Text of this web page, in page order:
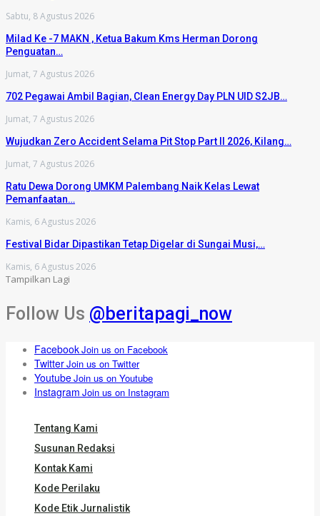
Sabtu, 8 Agustus 2026
Milad Ke -7 MAKN , Ketua Bakum Kms Herman Dorong
Penguatan…
Jumat, 7 Agustus 2026
702 Pegawai Ambil Bagian, Clean Energy Day PLN UID S2JB…
Jumat, 7 Agustus 2026
Wujudkan Zero Accident Selama Pit Stop Part II 2026, Kilang…
Jumat, 7 Agustus 2026
Ratu Dewa Dorong UMKM Palembang Naik Kelas Lewat
Pemanfaatan…
Kamis, 6 Agustus 2026
Festival Bidar Dipastikan Tetap Digelar di Sungai Musi,…
Kamis, 6 Agustus 2026
Tampilkan Lagi
Follow Us @beritapagi_now
FacebookJoin us on Facebook
TwitterJoin us on Twitter
YoutubeJoin us on Youtube
Instagram Join us on Instagram
Tentang Kami
Susunan Redaksi
Kontak Kami
Kode Perilaku
Kode Etik Jurnalistik